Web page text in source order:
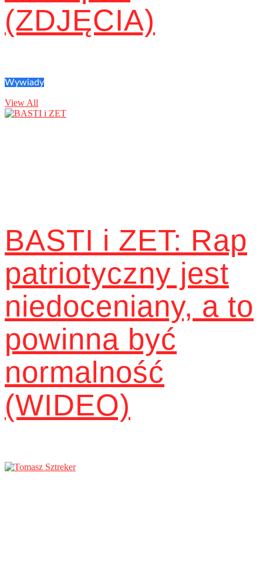
(ZDJĘCIA)
Wywiady
View All
BASTI i ZET: Rap
patriotyczny jest
niedoceniany, a to
powinna być
normalność
(WIDEO)